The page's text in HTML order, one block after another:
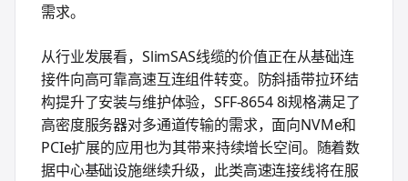
需求。
从行业发展看，SlimSAS线缆的价值正在从基础连
接件向高可靠高速互连组件转变。防斜插带拉环结
构提升了安装与维护体验，SFF-8654 8i规格满足了
高密度服务器对多通道传输的需求，面向NVMe和
PCIe扩展的应用也为其带来持续增长空间。随着数
据中心基础设施继续升级，此类高速连接线将在服